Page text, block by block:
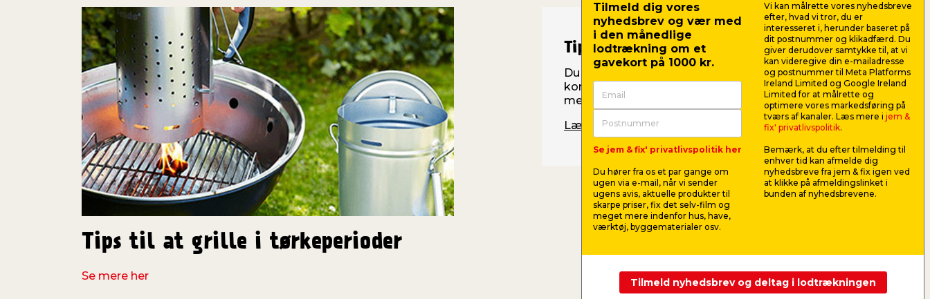
Tips til at grille i tørkeperioder
Se mere her
Tips til at grille i tørkeperioder
Du bør være ekstra forsigtig og tage de
korrekte forholdsregler, når du griller i perioder
med meget tørt vejr.
Læs mere om at grille i tørkeperioder.
Tilmeld dig vores
nyhedsbrev og vær med
i den månedlige
lodtrækning om et
gavekort på 1000 kr.
Se jem & fix' privatlivspolitik her
Du hører fra os et par gange om
ugen via e-mail, når vi sender
ugens avis, aktuelle produkter til
skarpe priser, fix det selv-film og
meget mere indenfor hus, have,
værktøj, byggematerialer osv.
Vi kan målrette vores nyhedsbreve
efter, hvad vi tror, du er
interesseret i, herunder baseret på
dit postnummer og klikadfærd. Du
giver derudover samtykke til, at vi
kan videregive din e-mailadresse
og postnummer til Meta Platforms
Ireland Limited og Google Ireland
Limited for at målrette og
optimere vores markedsføring på
tværs af kanaler. Læs mere i jem &
fix' privatlivspolitik.
Bemærk, at du efter tilmelding til
enhver tid kan afmelde dig
nyhedsbreve fra jem & fix igen ved
at klikke på afmeldingslinket i
bunden af nyhedsbrevene.
Tilmeld nyhedsbrev og deltag i lodtrækningen